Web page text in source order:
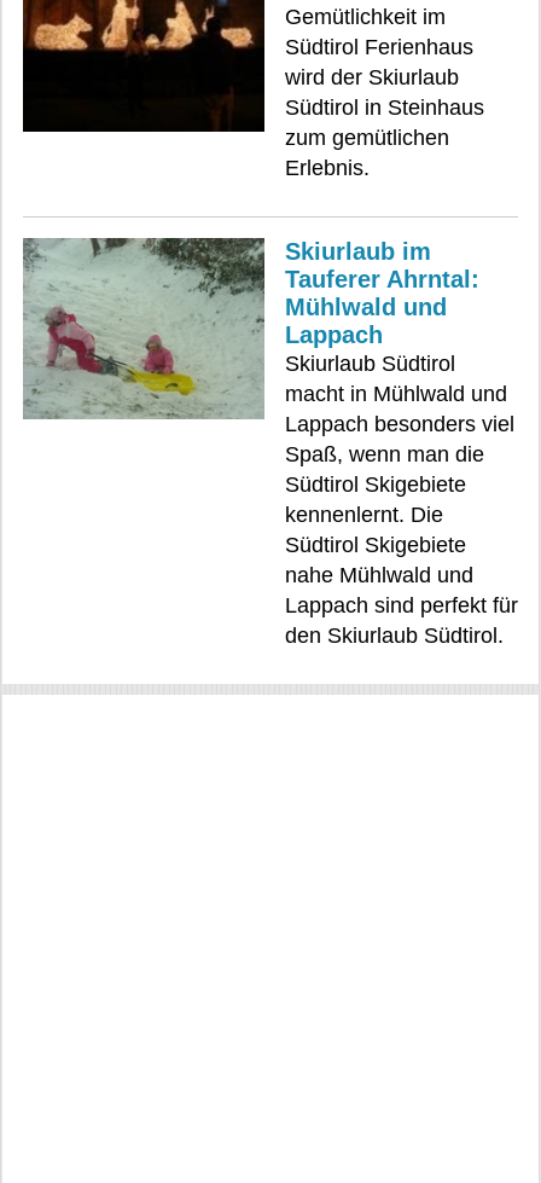
Gemütlichkeit im
Südtirol Ferienhaus
wird der Skiurlaub
Südtirol in Steinhaus
zum gemütlichen
Erlebnis.
Skiurlaub im
Tauferer Ahrntal:
Mühlwald und
Lappach
Skiurlaub Südtirol
macht in Mühlwald und
Lappach besonders viel
Spaß, wenn man die
Südtirol Skigebiete
kennenlernt. Die
Südtirol Skigebiete
nahe Mühlwald und
Lappach sind perfekt für
den Skiurlaub Südtirol.